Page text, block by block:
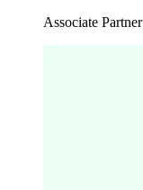
Associate Partner